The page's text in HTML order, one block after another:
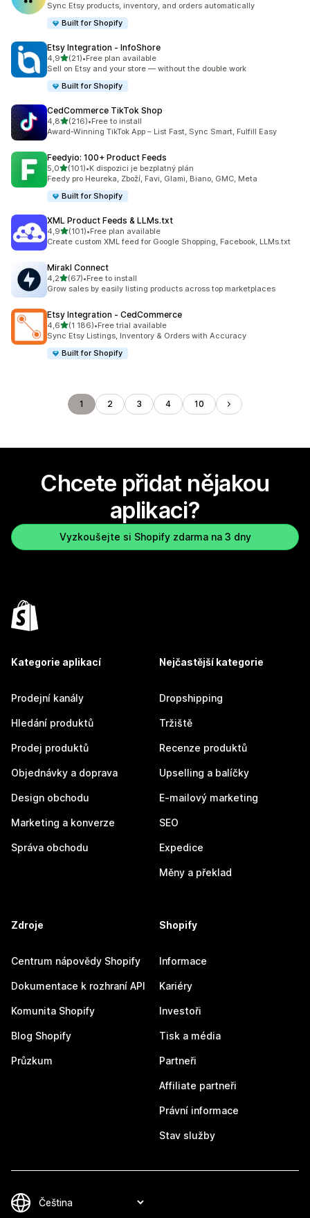
Sync Etsy products, inventory, and orders automatically
Built for Shopify
Etsy Integration ‑ InfoShore
4,9z 5 hvězd
(21)
Celkový počet recenzí: 21
•Free plan available
Sell on Etsy and your store — without the double work
Built for Shopify
CedCommerce TikTok Shop
4,8z 5 hvězd
(216)
Celkový počet recenzí: 216
•Free to install
Award-Winning TikTok App – List Fast, Sync Smart, Fulfill Easy
Feedyio: 100+ Product Feeds
5,0z 5 hvězd
(101)
Celkový počet recenzí: 101
•K dispozici je bezplatný plán
Feedy pro Heureka, Zboží, Favi, Glami, Biano, GMC, Meta
Built for Shopify
XML Product Feeds & LLMs.txt
4,9z 5 hvězd
(101)
Celkový počet recenzí: 101
•Free plan available
Create custom XML feed for Google Shopping, Facebook, LLMs.txt
Mirakl Connect
4,2z 5 hvězd
(67)
Celkový počet recenzí: 67
•Free to install
Grow sales by easily listing products across top marketplaces
Etsy Integration ‑ CedCommerce
4,6z 5 hvězd
(1 186)
Celkový počet recenzí: 1186
•Free trial available
Sync Etsy Listings, Inventory & Orders with Accuracy
Built for Shopify
1 2 3 4 10
Chcete přidat nějakou
aplikaci?
Vyzkoušejte si Shopify zdarma na 3 dny
Kategorie aplikací
Prodejní kanály
Hledání produktů
Prodej produktů
Objednávky a doprava
Design obchodu
Marketing a konverze
Správa obchodu
Nejčastější kategorie
Dropshipping
Tržiště
Recenze produktů
Upselling a balíčky
E-mailový marketing
SEO
Expedice
Měny a překlad
Zdroje
Centrum nápovědy Shopify
Dokumentace k rozhraní API
Komunita Shopify
Blog Shopify
Průzkum
Shopify
Informace
Kariéry
Investoři
Tisk a média
Partneři
Affiliate partneři
Právní informace
Stav služby